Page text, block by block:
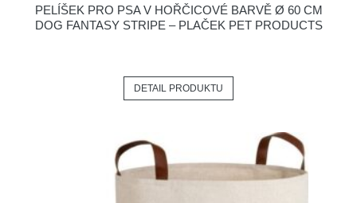
PELÍŠEK PRO PSA V HOŘČICOVÉ BARVĚ Ø 60 CM
DOG FANTASY STRIPE – PLAČEK PET PRODUCTS
DETAIL PRODUKTU